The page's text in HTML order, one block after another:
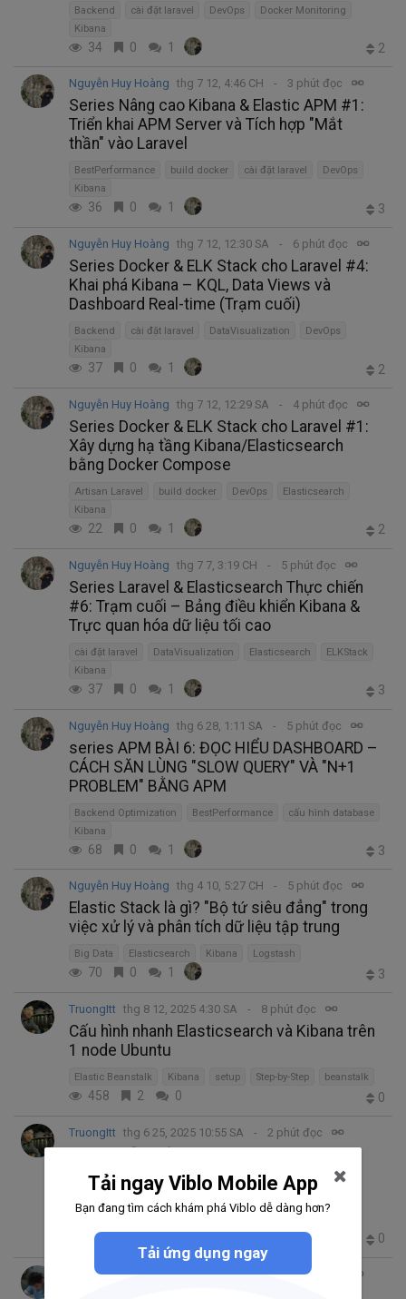
Backend cài đặt laravel DevOps
Docker Monitoring
Kibana
34 0 1 2
Nguyễn Huy Hoàng thg 7 12, 4:46 CH 3 phút đọc
Series Nâng cao Kibana & Elastic APM #1:
Triển khai APM Server và Tích hợp "Mắt
thần" vào Laravel
BestPerformance build docker cài đặt laravel
DevOps
Kibana
36 0 1 3
Nguyễn Huy Hoàng thg 7 12, 12:30 SA 6 phút đọc
Series Docker & ELK Stack cho Laravel #4:
Khai phá Kibana – KQL, Data Views và
Dashboard Real-time (Trạm cuối)
Backend cài đặt laravel DataVisualization
DevOps
Kibana
37 0 1 2
Nguyễn Huy Hoàng thg 7 12, 12:29 SA 4 phút đọc
Series Docker & ELK Stack cho Laravel #1:
Xây dựng hạ tầng Kibana/Elasticsearch
bằng Docker Compose
Artisan Laravel build docker DevOps
Elasticsearch
Kibana
22 0 1 2
Nguyễn Huy Hoàng thg 7 7, 3:19 CH 5 phút đọc
Series Laravel & Elasticsearch Thực chiến
#6: Trạm cuối – Bảng điều khiển Kibana &
Trực quan hóa dữ liệu tối cao
cài đặt laravel DataVisualization Elasticsearch
ELKStack
Kibana
37 0 1 3
Nguyễn Huy Hoàng thg 6 28, 1:11 SA 5 phút đọc
series APM BÀI 6: ĐỌC HIỂU DASHBOARD –
CÁCH SĂN LÙNG "SLOW QUERY" VÀ "N+1
PROBLEM" BẰNG APM
Backend Optimization BestPerformance
cấu hình database
Kibana
68 0 1 3
Nguyễn Huy Hoàng thg 4 10, 5:27 CH 5 phút đọc
Elastic Stack là gì? "Bộ tứ siêu đẳng" trong
việc xử lý và phân tích dữ liệu tập trung
Big Data Elasticsearch Kibana Logstash
70 0 1 3
TruongItt thg 8 12, 2025 4:30 SA 8 phút đọc
Cấu hình nhanh Elasticsearch và Kibana trên
1 node Ubuntu
Elastic Beanstalk Kibana setup Step-by-Step beanstalk
458 2 0 0
TruongItt thg 6 25, 2025 10:55 SA 2 phút đọc
Availability và Kibana full setup
High Availability Step-by-Step Kibana
Server Setup
Elasticsearch
334 0
Ông Huy Thắng thg 5 5, 2025 9:44 SA 8 phút đọc
Tải ngay Viblo Mobile App
Bạn đang tìm cách khám phá Viblo dễ dàng hơn?
Tải ứng dụng ngay